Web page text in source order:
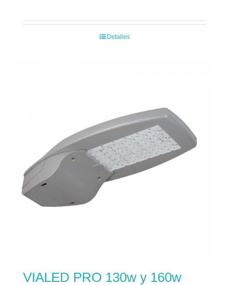
Detalles
VIALED PRO 130w y 160w